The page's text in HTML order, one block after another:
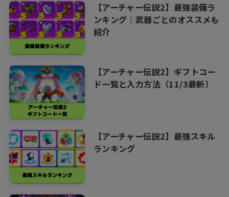
【アーチャー伝説2】最強装備ラ
ンキング｜武器ごとのオススメも
紹介
【アーチャー伝説2】ギフトコー
ド一覧と入力方法（11/3最新）
【アーチャー伝説2】最強スキル
ランキング